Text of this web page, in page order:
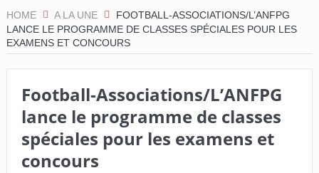
HOME A LA UNE
FOOTBALL-ASSOCIATIONS/L’ANFPG
LANCE LE PROGRAMME DE CLASSES SPÉCIALES POUR LES
EXAMENS ET CONCOURS
Football-Associations/L’ANFPG
lance le programme de classes
spéciales pour les examens et
concours